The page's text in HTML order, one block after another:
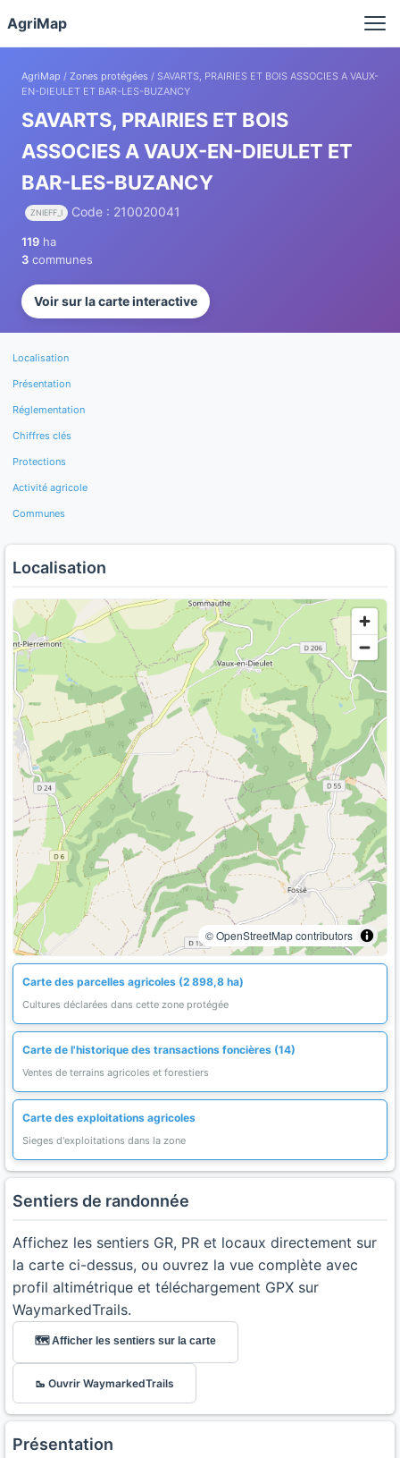
AgriMap
AgriMap / Zones protégées / SAVARTS, PRAIRIES ET BOIS ASSOCIES A VAUX-
EN-DIEULET ET BAR-LES-BUZANCY
SAVARTS, PRAIRIES ET BOIS
ASSOCIES A VAUX-EN-DIEULET ET
BAR-LES-BUZANCY
ZNIEFF_I Code : 210020041
119 ha
3 communes
Voir sur la carte interactive
Localisation
Présentation
Réglementation
Chiffres clés
Protections
Activité agricole
Communes
Localisation
© OpenStreetMap contributors
Carte des parcelles agricoles (2 898,8 ha)
Cultures déclarées dans cette zone protégée
Carte de l'historique des transactions foncières (14)
Ventes de terrains agricoles et forestiers
Carte des exploitations agricoles
Sieges d'exploitations dans la zone
Sentiers de randonnée
Affichez les sentiers GR, PR et locaux directement sur
la carte ci-dessus, ou ouvrez la vue complète avec
profil altimétrique et téléchargement GPX sur
WaymarkedTrails.
🗺️ Afficher les sentiers sur la carte
🥾 Ouvrir WaymarkedTrails
Présentation